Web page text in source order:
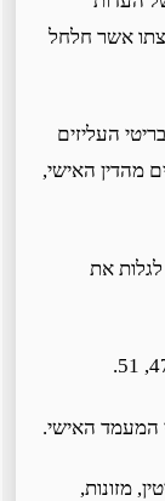
במועצתו אשר חלחל
העליזים
מהדין האישי,
את
מזונות,